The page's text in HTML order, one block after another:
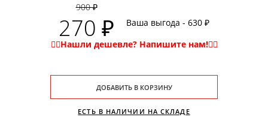
900 ₽
270 ₽ Ваша выгода - 630 ₽
ДОБАВИТЬ В КОРЗИНУ
ЕСТЬ В НАЛИЧИИ НА СКЛАДЕ